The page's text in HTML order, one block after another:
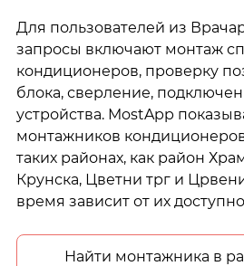
Для пользователей из
запросы включают монтаж
кондиционеров, проверку
блока, сверление,
устройства. MostApp
монтажников
таких районах, как район
Крунска, Цветни трг и
время зависит от их
Найти монтажника в